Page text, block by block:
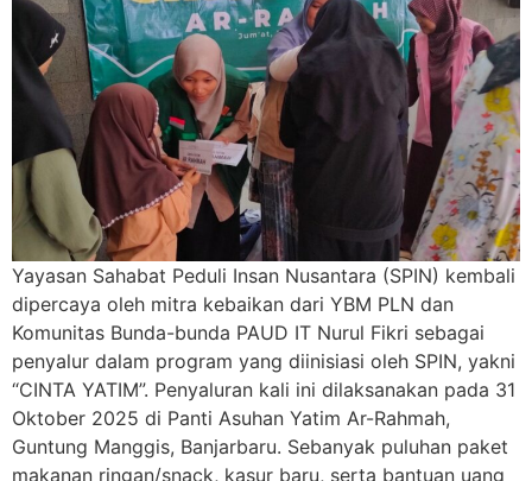
Yayasan Sahabat Peduli Insan Nusantara (SPIN) kembali
dipercaya oleh mitra kebaikan dari YBM PLN dan
Komunitas Bunda-bunda PAUD IT Nurul Fikri sebagai
penyalur dalam program yang diinisiasi oleh SPIN, yakni
“CINTA YATIM”. Penyaluran kali ini dilaksanakan pada 31
Oktober 2025 di Panti Asuhan Yatim Ar-Rahmah,
Guntung Manggis, Banjarbaru. Sebanyak puluhan paket
makanan ringan/snack, kasur baru, serta bantuan uang